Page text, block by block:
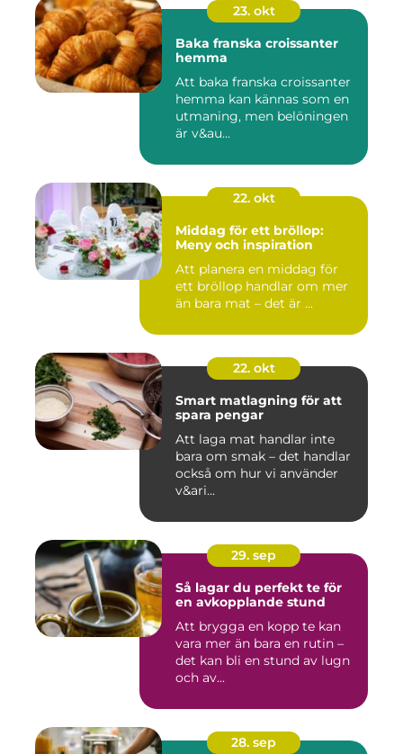
23. okt
Baka franska croissanter
hemma
Att baka franska croissanter
hemma kan kännas som en
utmaning, men belöningen
är v&au...
22. okt
Middag för ett bröllop:
Meny och inspiration
Att planera en middag för
ett bröllop handlar om mer
än bara mat – det är ...
22. okt
Smart matlagning för att
spara pengar
Att laga mat handlar inte
bara om smak – det handlar
också om hur vi använder
v&ari...
29. sep
Så lagar du perfekt te för
en avkopplande stund
Att brygga en kopp te kan
vara mer än bara en rutin –
det kan bli en stund av lugn
och av...
28. sep